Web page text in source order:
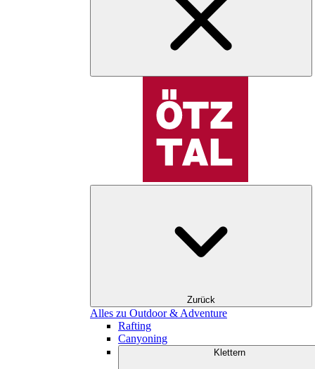
Zurück
Alles zu Outdoor & Adventure
Rafting
Canyoning
Klettern